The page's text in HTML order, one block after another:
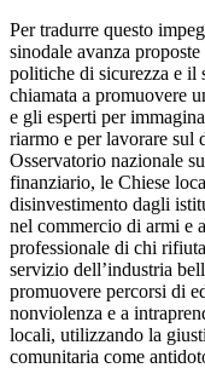
Per tradurre questo
sinodale avanza
politiche di sicurezza e il
chiamata a promuovere
e gli esperti per
riarmo e per lavorare sul
Osservatorio nazionale
finanziario, le Chiese
disinvestimento dagli
nel commercio di armi e
professionale di chi
servizio dell’industria
promuovere percorsi di
nonviolenza e a
locali, utilizzando la
comunitaria come